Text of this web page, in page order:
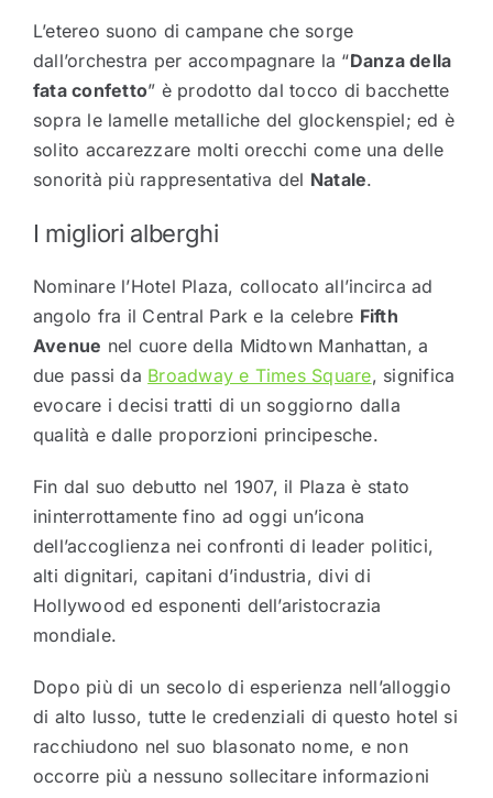
L’etereo suono di campane che sorge
dall’orchestra per accompagnare la “Danza della
fata confetto” è prodotto dal tocco di bacchette
sopra le lamelle metalliche del glockenspiel; ed è
solito accarezzare molti orecchi come una delle
sonorità più rappresentativa del Natale.
I migliori alberghi
Nominare l’Hotel Plaza, collocato all’incirca ad
angolo fra il Central Park e la celebre Fifth
Avenue nel cuore della Midtown Manhattan, a
due passi da Broadway e Times Square, significa
evocare i decisi tratti di un soggiorno dalla
qualità e dalle proporzioni principesche.
Fin dal suo debutto nel 1907, il Plaza è stato
ininterrottamente fino ad oggi un’icona
dell’accoglienza nei confronti di leader politici,
alti dignitari, capitani d’industria, divi di
Hollywood ed esponenti dell’aristocrazia
mondiale.
Dopo più di un secolo di esperienza nell’alloggio
di alto lusso, tutte le credenziali di questo hotel si
racchiudono nel suo blasonato nome, e non
occorre più a nessuno sollecitare informazioni